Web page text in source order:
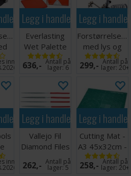
inn
Legg i handlekurven
Everlasting
Wet Palette
Painter v2
636,- Antall på
lager:6
Legg i
med lys og
holder
299,- Antall på
lager:20+
inn
Legg i handlekurven
Vallejo Fil
Diamond Files
- 5 stk
262,- Antall på
lager:5
Legg i
Cutting Mat -
A3 45x32cm -
Grønn
258,- Antall på
lager:20+